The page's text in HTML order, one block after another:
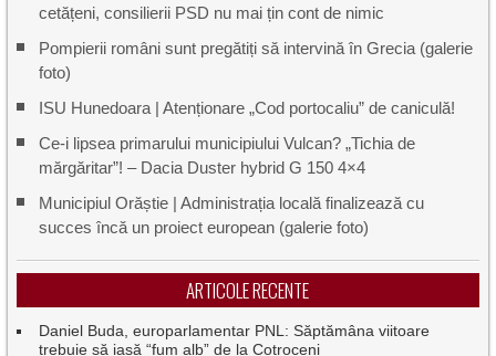
cetățeni, consilierii PSD nu mai țin cont de nimic
Pompierii români sunt pregătiți să intervină în Grecia (galerie
foto)
ISU Hunedoara | Atenționare „Cod portocaliu” de caniculă!
Ce-i lipsea primarului municipiului Vulcan? „Tichia de
mărgăritar”! – Dacia Duster hybrid G 150 4×4
Municipiul Orăștie | Administrația locală finalizează cu
succes încă un proiect european (galerie foto)
ARTICOLE RECENTE
Daniel Buda, europarlamentar PNL: Săptămâna viitoare
trebuie să iasă “fum alb” de la Cotroceni